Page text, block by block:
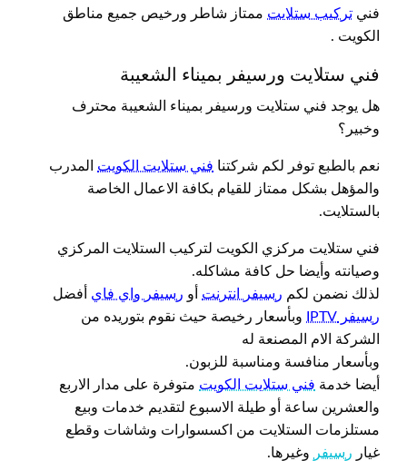
فني تركيب ستلايت ممتاز شاطر ورخيص جميع مناطق
الكويت .
فني ستلايت ورسيفر بميناء الشعيبة
هل يوجد فني ستلايت ورسيفر بميناء الشعيبة محترف
وخبير؟
نعم بالطبع توفر لكم شركتنا فني ستلايت الكويت المدرب
والمؤهل بشكل ممتاز للقيام بكافة الاعمال الخاصة
بالستلايت.
فني ستلايت مركزي الكويت لتركيب الستلايت المركزي
وصيانته وأيضا حل كافة مشاكله.
لذلك نضمن لكم رسيفر انترنت أو رسيفر واي فاي
أفضل
رسيفر IPTV
وبأسعار رخيصة حيث نقوم بتوريده من
الشركة الام المصنعة له
وبأسعار منافسة ومناسبة للزبون.
أيضا خدمة فني ستلايت الكويت متوفرة على مدار الاربع
والعشرين ساعة أو طيلة الاسبوع لتقديم خدمات وبيع
مستلزمات الستلايت من اكسسوارات وشاشات وقطع
غيار رسيفر وغيرها.